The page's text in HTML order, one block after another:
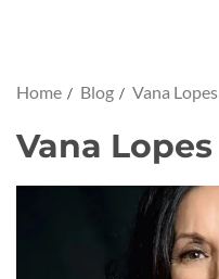
Home Blog Vana Lopes
Vana Lopes